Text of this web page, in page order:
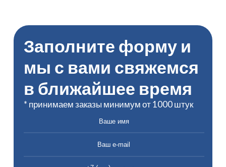
Заполните форму и
мы с вами свяжемся
в ближайшее время
* принимаем заказы минимум от 1000 штук